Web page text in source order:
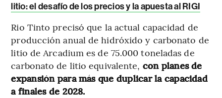
litio: el desafío de los precios y la apuesta al RIGI
Rio Tinto precisó que la actual capacidad de
producción anual de hidróxido y carbonato de
litio de Arcadium es de 75.000 toneladas de
carbonato de litio equivalente, con planes de
expansión para más que duplicar la capacidad
a finales de 2028.